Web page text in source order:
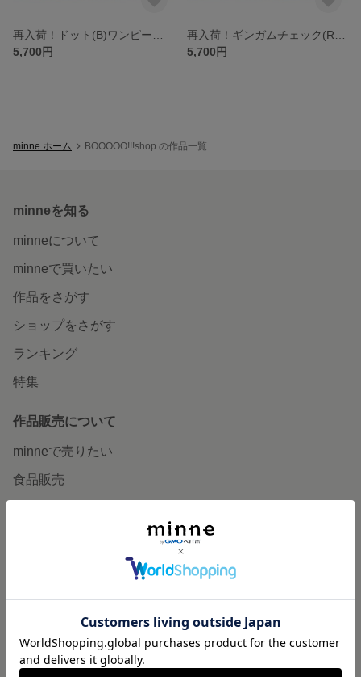
5,700円
5,700円
minne ホーム BOOOOO!!!shop の作品一覧
minneを知る
minneについて
minneで買いたい
作品をさがす
ショップをさがす
ランキング
特集
作品販売について
minneで売りたい
食品販売
販売支援企画・イベント
読みもの